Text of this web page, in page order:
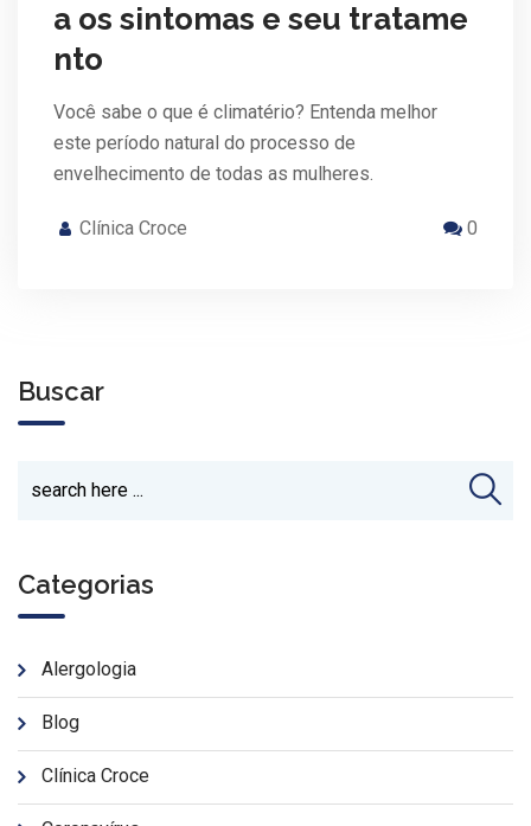
a os sintomas e seu tratame
nto
Você sabe o que é climatério? Entenda melhor
este período natural do processo de
envelhecimento de todas as mulheres.
Clínica Croce 0
Buscar
Categorias
Alergologia
Blog
Clínica Croce